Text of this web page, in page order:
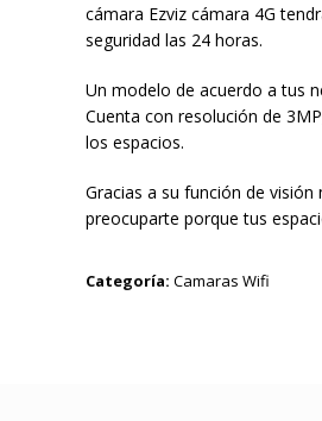
cámara Ezviz cámara 4G
seguridad las 24 horas.
Un modelo de acuerdo a tus
Cuenta con resolución de
los espacios.
Gracias a su función de visión
preocuparte porque tus
Categoría: Camaras Wifi